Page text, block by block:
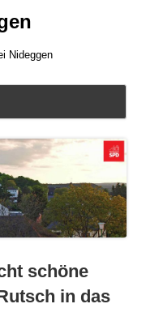
Nideggen
schöne
in das